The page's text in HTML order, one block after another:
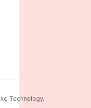
Technology.